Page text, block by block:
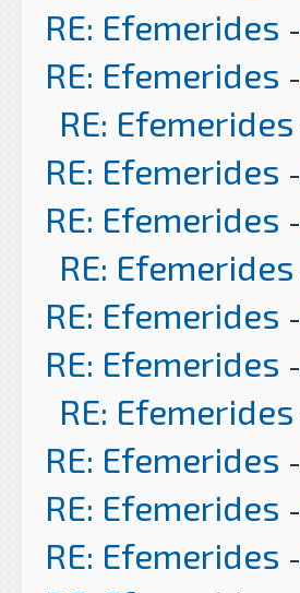
RE: Efemerides -
RE: Efemerides -
RE: Efemerides
RE: Efemerides -
RE: Efemerides -
RE: Efemerides
RE: Efemerides -
RE: Efemerides -
RE: Efemerides
RE: Efemerides -
RE: Efemerides -
RE: Efemerides -